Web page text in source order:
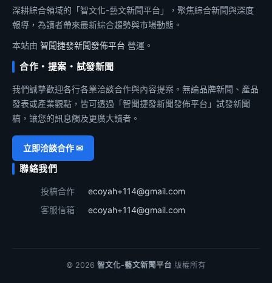
深耕綜合領域的「智文化-藝文新聞平台」，聚焦綜合新聞與深度
報導，為讀者帶來最新綜合趨勢與市場動態。
本站由 智聞捷發新聞發佈平台 營運。
合作・提案・試發新聞
我們誠摯歡迎各行各業洽談合作與內容提案。無論品牌新聞、產品
發表或產業觀點，皆可透過「智聞捷發新聞發佈平台」試發新聞
稿，讓您的訊息觸及更廣大讀者。
立即洽談合作 ✉
聯絡我們
投稿合作
ecoyah+114@gmail.com
客服信箱
ecoyah+114@gmail.com
© 2026 智文化-藝文新聞平台 版權所有